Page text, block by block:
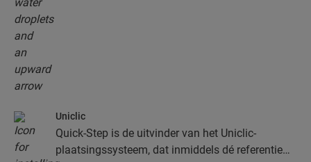
Uniclic
Quick-Step is de uitvinder van het Uniclic-
plaatsingssysteem, dat inmiddels dé referentie